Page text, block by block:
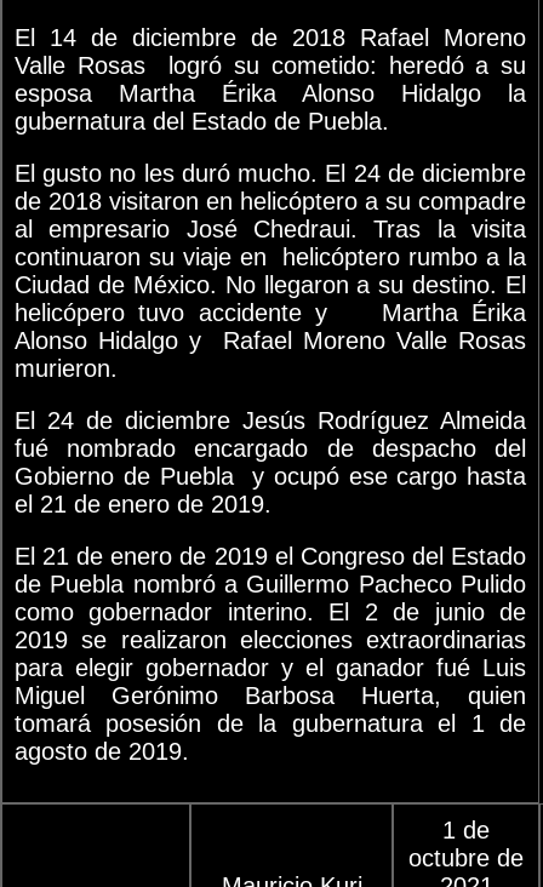
El 14 de diciembre de 2018 Rafael Moreno
Valle Rosas logró su cometido: heredó a su
esposa Martha Érika Alonso Hidalgo la
gubernatura del Estado de Puebla.
El gusto no les duró mucho. El 24 de diciembre
de 2018 visitaron en helicóptero a su compadre
al empresario José Chedraui. Tras la visita
continuaron su viaje en helicóptero rumbo a la
Ciudad de México. No llegaron a su destino. El
helicópero tuvo accidente y Martha Érika
Alonso Hidalgo y Rafael Moreno Valle Rosas
murieron.
El 24 de diciembre Jesús Rodríguez Almeida
fué nombrado encargado de despacho del
Gobierno de Puebla y ocupó ese cargo hasta
el 21 de enero de 2019.
El 21 de enero de 2019 el Congreso del Estado
de Puebla nombró a Guillermo Pacheco Pulido
como gobernador interino. El 2 de junio de
2019 se realizaron elecciones extraordinarias
para elegir gobernador y el ganador fué Luis
Miguel Gerónimo Barbosa Huerta, quien
tomará posesión de la gubernatura el 1 de
agosto de 2019.
1 de
octubre de